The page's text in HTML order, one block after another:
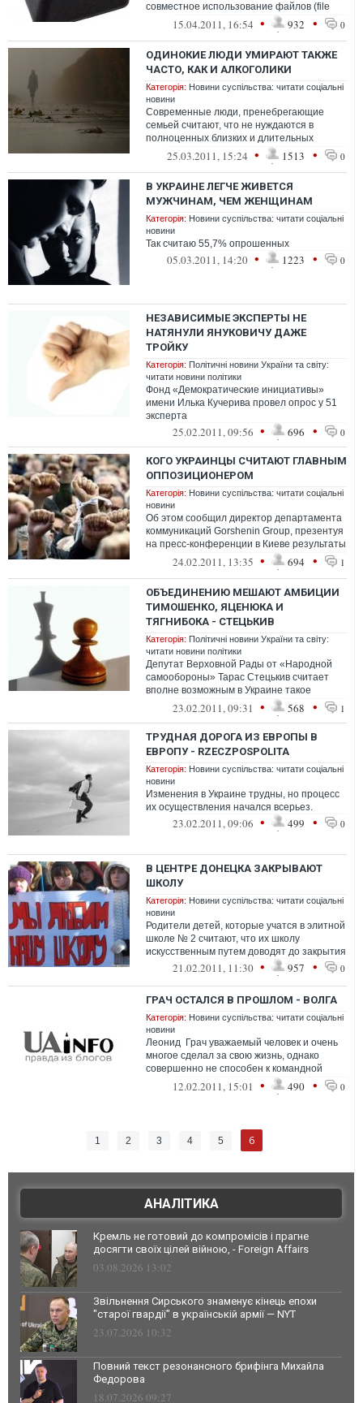
совместное использование файлов (file
sharing) и файлообменные сети. Во...
15.04.2011, 16:54 • 932 • 0
ОДИНОКИЕ ЛЮДИ УМИРАЮТ ТАКЖЕ
ЧАСТО, КАК И АЛКОГОЛИКИ
Категорія: Новини суспільства: читати соціальні
новини
Современные люди, пренебрегающие
семьей считают, что не нуждаются в
полноценных близких и длительных
взаимоотношениях
25.03.2011, 15:24 • 1513 • 0
В УКРАИНЕ ЛЕГЧЕ ЖИВЕТСЯ
МУЖЧИНАМ, ЧЕМ ЖЕНЩИНАМ
Категорія: Новини суспільства: читати соціальні
новини
Так считаю 55,7% опрошенных
05.03.2011, 14:20 • 1223 • 0
НЕЗАВИСИМЫЕ ЭКСПЕРТЫ НЕ
НАТЯНУЛИ ЯНУКОВИЧУ ДАЖЕ
ТРОЙКУ
Категорія: Політичні новини України та світу:
читати новини політики
Фонд «Демократические инициативы»
имени Илька Кучерива провел опрос у 51
эксперта
25.02.2011, 09:56 • 696 • 0
КОГО УКРАИНЦЫ СЧИТАЮТ ГЛАВНЫМ
ОППОЗИЦИОНЕРОМ
Категорія: Новини суспільства: читати соціальні
новини
Об этом сообщил директор департамента
коммуникаций Gorshenin Group, презентуя
на пресс-конференции в Киеве результаты
социологического исследования Ин...
24.02.2011, 13:35 • 694 • 1
ОБЪЕДИНЕНИЮ МЕШАЮТ АМБИЦИИ
ТИМОШЕНКО, ЯЦЕНЮКА И
ТЯГНИБОКА - СТЕЦЬКИВ
Категорія: Політичні новини України та світу:
читати новини політики
Депутат Верховной Рады от «Народной
самообороны» Тарас Стецькив считает
вполне возможным в Украине такое
народное восстание, как в Египте.
23.02.2011, 09:31 • 568 • 1
ТРУДНАЯ ДОРОГА ИЗ ЕВРОПЫ В
ЕВРОПУ - RZECZPOSPOLITA
Категорія: Новини суспільства: читати соціальні
новини
Изменения в Украине трудны, но процесс
их осуществления начался всерьез.
23.02.2011, 09:06 • 499 • 0
В ЦЕНТРЕ ДОНЕЦКА ЗАКРЫВАЮТ
ШКОЛУ
Категорія: Новини суспільства: читати соціальні
новини
Родители детей, которые учатся в элитной
школе № 2 считают, что их школу
искусственным путем доводят до закрытия
21.02.2011, 11:30 • 957 • 0
ГРАЧ ОСТАЛСЯ В ПРОШЛОМ - ВОЛГА
Категорія: Новини суспільства: читати соціальні
новини
Леонид Грач уважаемый человек и очень
многое сделал за свою жизнь, однако
совершенно не способен к командной
работе. Верить в то, что он создаст...
12.02.2011, 15:01 • 490 • 0
1 2 3 4 5 6
АНАЛІТИКА
Кремль не готовий до компромісів і прагне
досягти своїх цілей війною, - Foreign Affairs
03.08.2026 13:02
Звільнення Сирського знаменує кінець епохи
"старої гвардії" в українській армії — NYT
23.07.2026 10:32
Повний текст резонансного брифінга Михайла
Федорова
18.07.2026 09:27